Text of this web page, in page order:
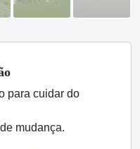
para cuidar do
mudança.